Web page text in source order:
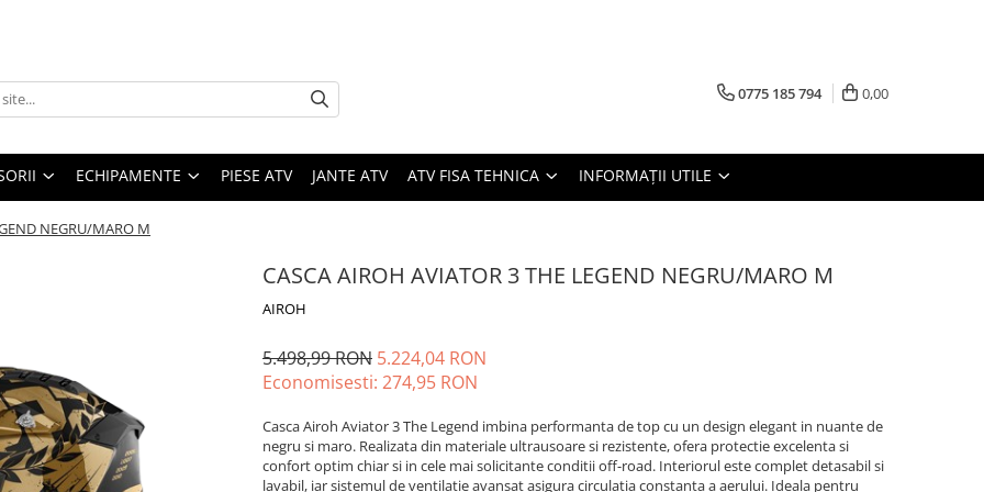
0775 185 794 0,00
ECHIPAMENTE PIESE ATV JANTE ATV ATV FISA TEHNICA INFORMAȚII UTILE
NEGRU/MARO M
CASCA AIROH AVIATOR 3 THE LEGEND NEGRU/MARO M
AIROH
5.498,99 RON 5.224,04 RON
Economisesti: 274,95 RON
Casca Airoh Aviator 3 The Legend imbina performanta de top cu un design elegant in nuante de
negru si maro. Realizata din materiale ultrausoare si rezistente, ofera protectie excelenta si
confort optim chiar si in cele mai solicitante conditii off-road. Interiorul este complet detasabil si
lavabil, iar sistemul de ventilatie avansat asigura circulatia constanta a aerului. Ideala pentru